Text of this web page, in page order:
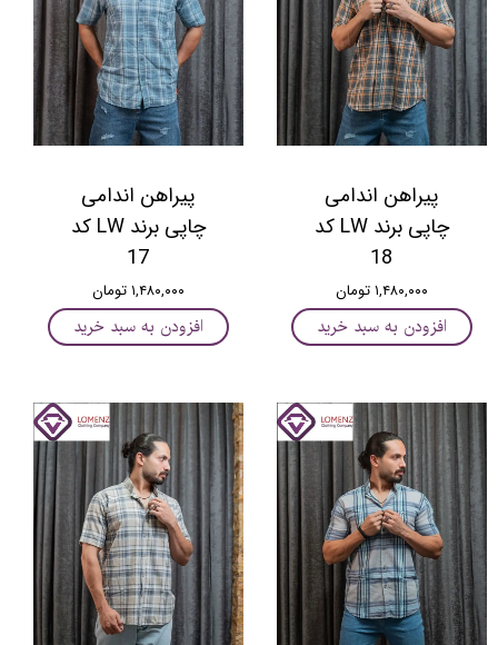
پیراهن اندامی
چاپی برند LW کد
18
۱,۴۸۰,۰۰۰ تومان
افزودن به سبد خرید
پیراهن اندامی
چاپی برند LW کد
17
۱,۴۸۰,۰۰۰ تومان
افزودن به سبد خرید